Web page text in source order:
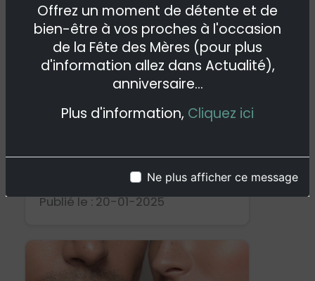
Offrez un moment de détente et de
bien-être à vos proches à l'occasion
de la Fête des Mères (pour plus
d'information allez dans Actualité),
anniversaire...
Plus d'information, Cliquez ici
Ne plus afficher ce message
L'institut Détente & Beauté
Publié le : 20-01-2025